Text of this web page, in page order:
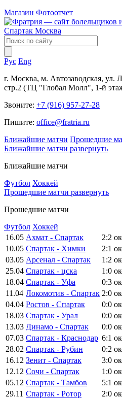
Магазин Фотоотчет
Рус Eng
г. Москва, м. Автозаводская, ул.
стр.2 (ТЦ "Глобал Молл", 1-й
Звоните: +7 (916) 957-27-28
Пишите: office@fratria.ru
Ближайшие матчи Прошедшие
Ближайшие матчи развернуть
Ближайшие матчи
Футбол Хоккей
Прошедшие матчи развернуть
Прошедшие матчи
Футбол Хоккей
16.05 Ахмат - Спартак 2:2
10.05 Спартак - Химки 2:1
03.05 Арсенал - Спартак 1:2
25.04 Спартак - цска 1:0
18.04 Спартак - Уфа 0:3
11.04 Локомотив - Спартак 2:0
04.04 Ростов - Спартак 0:0
18.03 Спартак - Урал 0:0
13.03 Динамо - Спартак 0:0
07.03 Спартак - Краснодар 6:1
28.02 Спартак - Рубин 0:2
16.12 Зенит - Спартак 3:0
12.12 Сочи - Спартак 1:0
05.12 Спартак - Тамбов 5:1
29.11 Спартак - Ротор 2:0